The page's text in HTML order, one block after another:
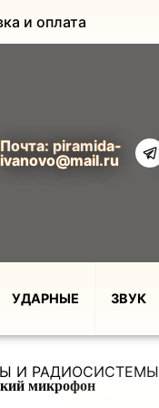
и оплата
Почта: piramida-
ivanovo@mail.ru
УДАРНЫЕ ЗВУК
И РАДИОСИСТЕМЫ
микрофон